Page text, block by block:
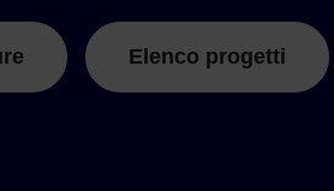
Elenco progetti